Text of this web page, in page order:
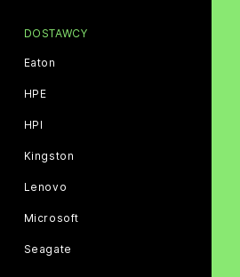
DOSTAWCY
Eaton
HPE
HPI
Kingston
Lenovo
Microsoft
Seagate